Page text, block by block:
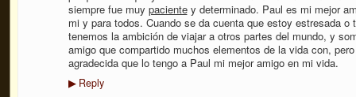
siempre fue muy paciente y determinado. Paul es mi mejor
mi y para todos. Cuando se da cuenta que estoy estresada
tenemos la ambición de viajar a otros partes del mundo, y
amigo que compartido muchos elementos de la vida con,
agradecida que lo tengo a Paul mi mejor amigo en mi vida.
▶Reply